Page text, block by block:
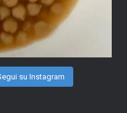
su Instagram